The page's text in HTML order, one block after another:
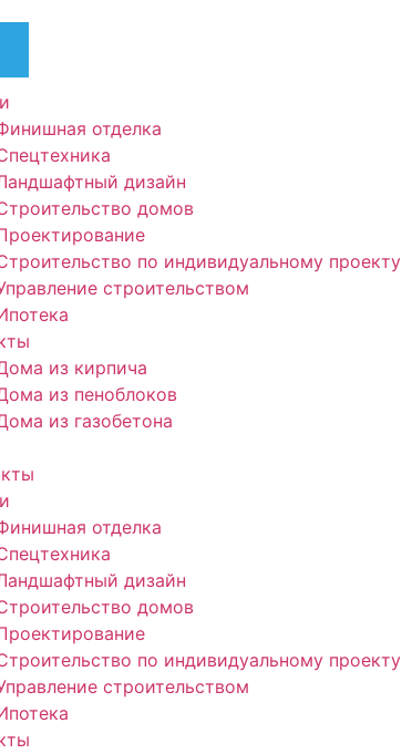
отделка
дизайн
домов
по индивидуальному проекту
строительством
из кирпича
из пеноблоков
из газобетона
отделка
дизайн
домов
по индивидуальному проекту
строительством